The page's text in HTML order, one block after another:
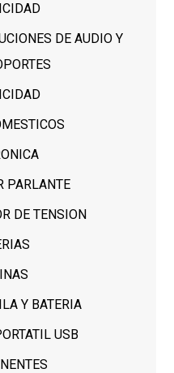
DE AUDIO Y
PARLANTE
DE TENSION
Y BATERIA
USB